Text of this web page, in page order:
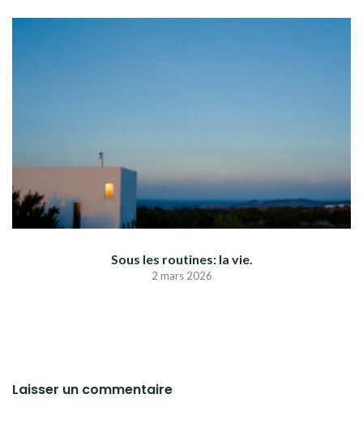
Sous les routines: la vie.
2 mars 2026
Laisser un commentaire